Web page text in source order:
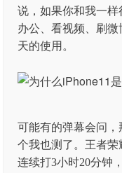
说，如果你和我一
办公、看视频、刷微
天的使用。
可能有的弹幕会问
个我也测了。王者荣
连续打3小时20分钟